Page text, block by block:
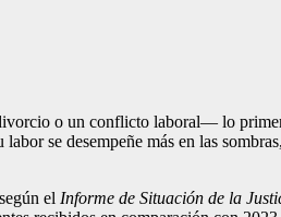
o un conflicto laboral— lo
se desempeñe más en las
el Informe de Situación de la